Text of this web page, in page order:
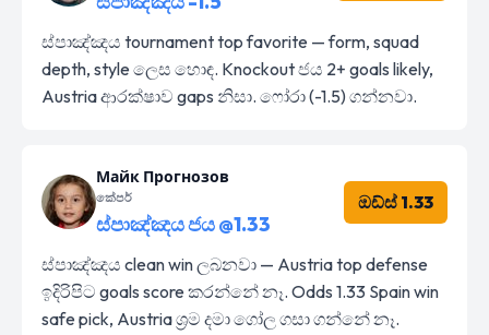
ස්පාඤ්ඤය tournament top favorite — form, squad
depth, style ලෙස හොඳ. Knockout ජය 2+ goals likely,
Austria ආරක්ෂාව gaps නිසා. ෆෝරා (-1.5) ගන්නවා.
Майк Прогнозов
කේපර්
ස්පාඤ්ඤය ජය @1.33
ඔඩ්ස් 1.33
ස්පාඤ්ඤය clean win ලබනවා — Austria top defense
ඉදිරිපිට goals score කරන්නේ නෑ. Odds 1.33 Spain win
safe pick, Austria ශ්‍රම දමා ගෝල ගසා ගන්නේ නෑ.